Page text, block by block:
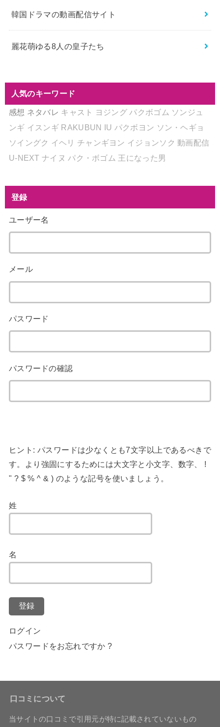
韓国ドラマの動画配信サイト
麗花萌ゆる8人の皇子たち
人気のキーワード
感想 ネタバレ キャスト ヨジング パクボゴム ソンジュ
ンギ イスンギ RAKUBUN IU パクボヨン ソン・ヘギョ
ソイングク イヘリ チャンギヨン イジョンソク 動画配信
U-NEXT ナイヌ パク・ボゴム 王になった男
登録
ユーザー名
メール
パスワード
パスワードの確認
ヒント: パスワードは少なくとも7文字以上であるべきで
す。より強固にするためには大文字と小文字、数字、 !
" ? $ % ^ & ) のような記号を使いましょう。
姓
名
登録
ログイン
パスワードをお忘れですか ?
口コミについて
当サイトの口コミで引用元が特に記載されていないもの